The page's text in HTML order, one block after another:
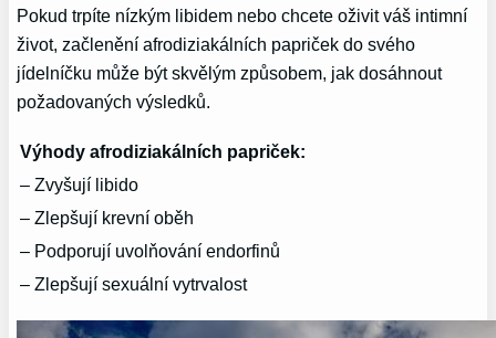
Pokud trpíte nízkým libidem nebo chcete oživit váš intimní
život, začlenění afrodiziakálních papriček do svého
jídelníčku může být skvělým způsobem, jak dosáhnout
požadovaných výsledků.
Výhody afrodiziakálních papriček:
– Zvyšují libido
– Zlepšují krevní oběh
– Podporují uvolňování endorfinů
– Zlepšují sexuální vytrvalost